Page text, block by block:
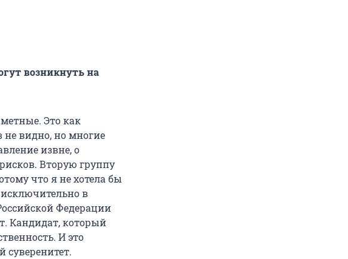
возникнуть на
Это как
не видно, но многие
извне, о
Вторую группу
что я не хотела бы
исключительно в
Федерации
Кандидат, который
И это
суверенитет.